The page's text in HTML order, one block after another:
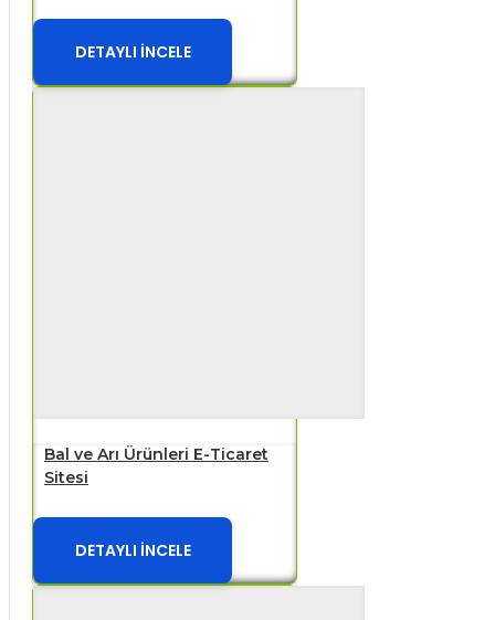
DETAYLI İNCELE
Bal ve Arı Ürünleri E-Ticaret
Sitesi
DETAYLI İNCELE